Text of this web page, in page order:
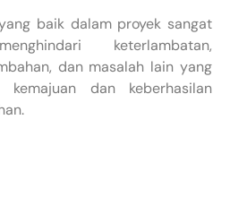
baik dalam proyek sangat
keterlambatan,
dan masalah lain yang
kemajuan dan keberhasilan